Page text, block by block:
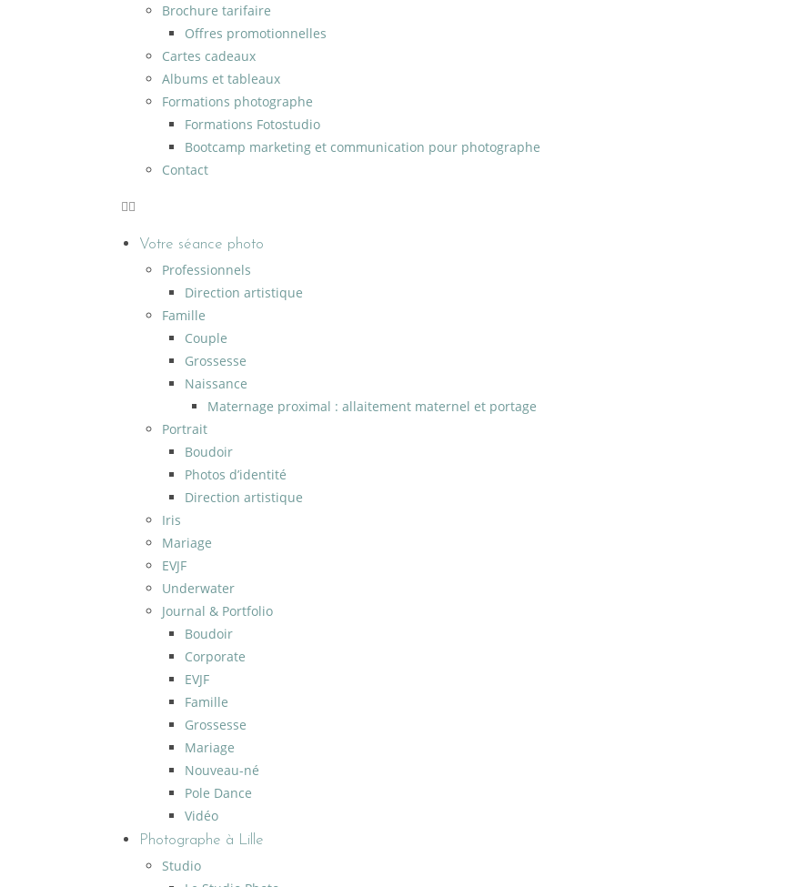
Brochure tarifaire
Offres promotionnelles
Cartes cadeaux
Albums et tableaux
Formations photographe
Formations Fotostudio
Bootcamp marketing et communication pour photographe
Contact
Votre séance photo
Professionnels
Direction artistique
Famille
Couple
Grossesse
Naissance
Maternage proximal : allaitement maternel et portage
Portrait
Boudoir
Photos d’identité
Direction artistique
Iris
Mariage
EVJF
Underwater
Journal & Portfolio
Boudoir
Corporate
EVJF
Famille
Grossesse
Mariage
Nouveau-né
Pole Dance
Vidéo
Photographe à Lille
Studio